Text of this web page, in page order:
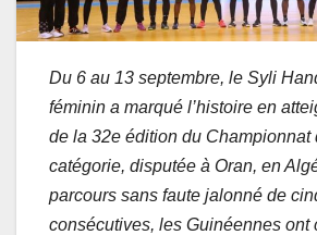
Du 6 au 13 septembre, le Syli
féminin a marqué l’histoire en
de la 32e édition du Championnat
catégorie, disputée à Oran, en
parcours sans faute jalonné de
consécutives, les Guinéennes ont